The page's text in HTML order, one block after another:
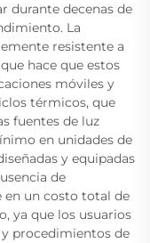
durante decenas de
La
resistente a
hace que estos
móviles y
térmicos, que
fuentes de luz
en unidades de
y equipadas
de
en un costo total de
ya que los usuarios
procedimientos de